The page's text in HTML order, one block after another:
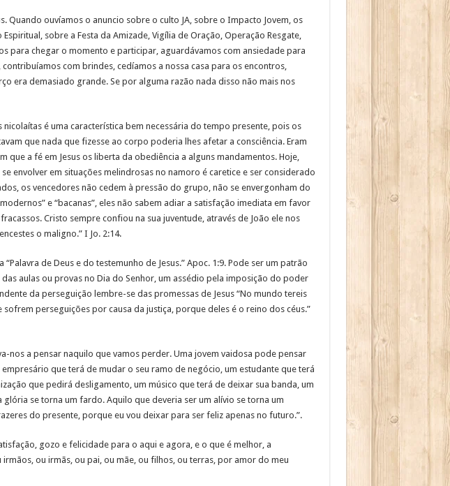
Quando ouvíamos o anuncio sobre o culto JA, sobre o Impacto Jovem, os
sobre a Festa da Amizade, Vigília de Oração, Operação Resgate,
para chegar o momento e participar, aguardávamos com ansiedade para
com brindes, cedíamos a nossa casa para os encontros,
era demasiado grande. Se por alguma razão nada disso não mais nos
é uma característica bem necessária do tempo presente, pois os
que nada que fizesse ao corpo poderia lhes afetar a consciência. Eram
que a fé em Jesus os liberta da obediência a alguns mandamentos. Hoje,
envolver em situações melindrosas no namoro é caretice e ser considerado
os vencedores não cedem à pressão do grupo, não se envergonham do
e “bacanas”, eles não sabem adiar a satisfação imediata em favor
Cristo sempre confiou na sua juventude, através de João ele nos
o maligno.” I Jo. 2:14.
de Deus e do testemunho de Jesus.” Apoc. 1:9. Pode ser um patrão
aulas ou provas no Dia do Senhor, um assédio pela imposição do poder
da perseguição lembre-se das promessas de Jesus “No mundo tereis
perseguições por causa da justiça, porque deles é o reino dos céus.”
nos a pensar naquilo que vamos perder. Uma jovem vaidosa pode pensar
que terá de mudar o seu ramo de negócio, um estudante que terá
que pedirá desligamento, um músico que terá de deixar sua banda, um
se torna um fardo. Aquilo que deveria ser um alívio se torna um
do presente, porque eu vou deixar para ser feliz apenas no futuro.”.
gozo e felicidade para o aqui e agora, e o que é melhor, a
ou irmãs, ou pai, ou mãe, ou filhos, ou terras, por amor do meu